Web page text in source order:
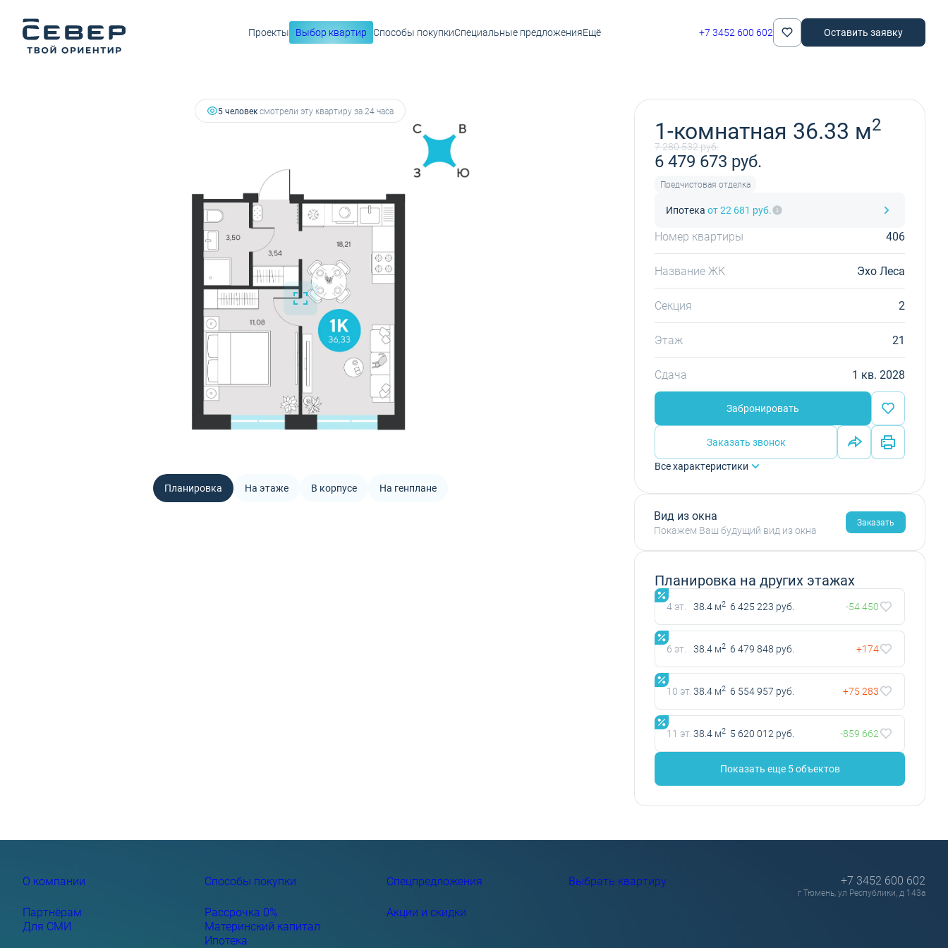
Проекты Выбор квартир Способы покупкиСпециальные предложенияЕщё +7 3452 600 602 Оставить заявку
1-комнатная36.33 м Ипотекаот 22 681 руб.
Забронировать
5 человексмотрели эту квартиру за 24 часа
Планировка На этаже В корпусе На генплане
1-комнатная 36.33 м2
7 280 532 руб.
6 479 673 руб.
Предчистовая отделка
Ипотека от 22 681 руб.
Номер квартиры 406
Название ЖК Эхо Леса
Секция 2
Этаж 21
Сдача 1 кв. 2028
Забронировать
Заказать звонок
Все характеристики
Вид из окна
Покажем Ваш будущий вид из окна
Заказать
Планировка на других этажах
4 эт. 38.4 м2 6 425 223 руб. -54 450
6 эт. 38.4 м2 6 479 848 руб. +174
10 эт.38.4 м2 6 554 957 руб. +75 283
11 эт.38.4 м2 5 620 012 руб. -859 662
Показать еще 5 объектов
О компании
Партнёрам
Для СМИ
Способы покупки
Рассрочка 0%
Материнский капитал
Ипотека
Спецпредложения
Акции и скидки
Выбрать квартиру +7 3452 600 602
г Тюмень, ул Республики, д 143а